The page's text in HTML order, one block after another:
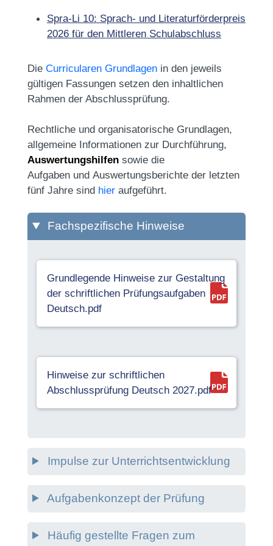
Spra-Li 10: Sprach- und Literaturförderpreis
2026 für den Mittleren Schulabschluss
Die Curricularen Grundlagen in den jeweils
gültigen Fassungen setzen den inhaltlichen
Rahmen der Abschlussprüfung.
Rechtliche und organisatorische Grundlagen,
allgemeine Informationen zur Durchführung,
Auswertungshilfen sowie die
Aufgaben und Auswertungsberichte der letzten
fünf Jahre sind hier aufgeführt.
Fachspezifische Hinweise
Grundlegende Hinweise zur Gestaltung
der schriftlichen Prüfungsaufgaben
Deutsch.pdf
Hinweise zur schriftlichen
Abschlussprüfung Deutsch 2027.pdf
Impulse zur Unterrichtsentwicklung
Aufgabenkonzept der Prüfung
Häufig gestellte Fragen zum